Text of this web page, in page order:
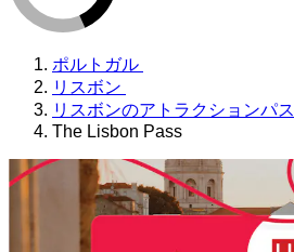
ポルトガル
リスボン
リスボンのアトラクションパス
The Lisbon Pass